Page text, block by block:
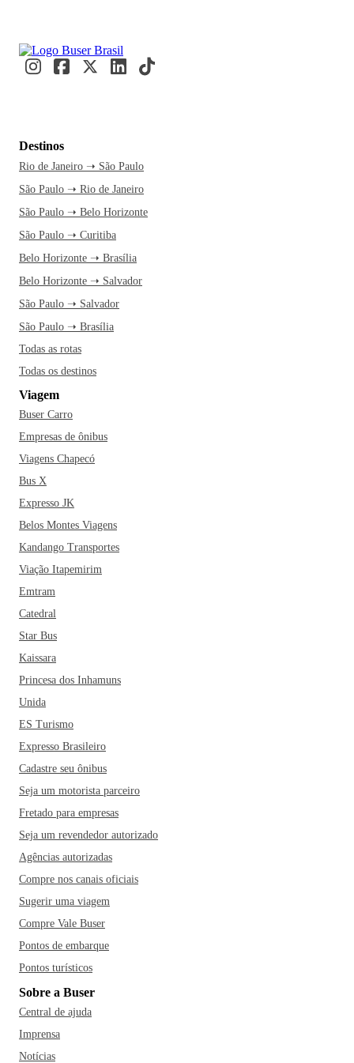
Destinos
Rio de Janeiro ➝ São Paulo
São Paulo ➝ Rio de Janeiro
São Paulo ➝ Belo Horizonte
São Paulo ➝ Curitiba
Belo Horizonte ➝ Brasília
Belo Horizonte ➝ Salvador
São Paulo ➝ Salvador
São Paulo ➝ Brasília
Todas as rotas
Todas os destinos
Viagem
Buser Carro
Empresas de ônibus
Viagens Chapecó
Bus X
Expresso JK
Belos Montes Viagens
Kandango Transportes
Viação Itapemirim
Emtram
Catedral
Star Bus
Kaissara
Princesa dos Inhamuns
Unida
ES Turismo
Expresso Brasileiro
Cadastre seu ônibus
Seja um motorista parceiro
Fretado para empresas
Seja um revendedor autorizado
Agências autorizadas
Compre nos canais oficiais
Sugerir uma viagem
Compre Vale Buser
Pontos de embarque
Pontos turísticos
Sobre a Buser
Central de ajuda
Imprensa
Notícias